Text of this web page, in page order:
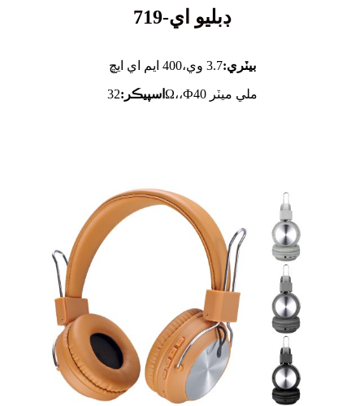
ڊبليو اي-719
بيٽري:3.7 وي، 400 ايم اي ايڇ
اسپيڪر: 32Ω،،Ф40 ملي ميٽر